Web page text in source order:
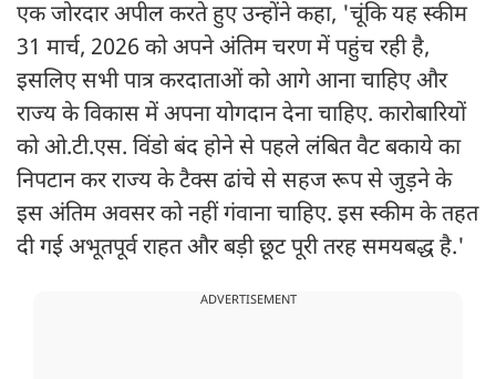
एक जोरदार अपील करते हुए उन्होंने कहा, 'चूंकि यह स्कीम
31 मार्च, 2026 को अपने अंतिम चरण में पहुंच रही है,
इसलिए सभी पात्र करदाताओं को आगे आना चाहिए और
राज्य के विकास में अपना योगदान देना चाहिए. कारोबारियों
को ओ.टी.एस. विंडो बंद होने से पहले लंबित वैट बकाये का
निपटान कर राज्य के टैक्स ढांचे से सहज रूप से जुड़ने के
इस अंतिम अवसर को नहीं गंवाना चाहिए. इस स्कीम के तहत
दी गई अभूतपूर्व राहत और बड़ी छूट पूरी तरह समयबद्ध है.'
ADVERTISEMENT